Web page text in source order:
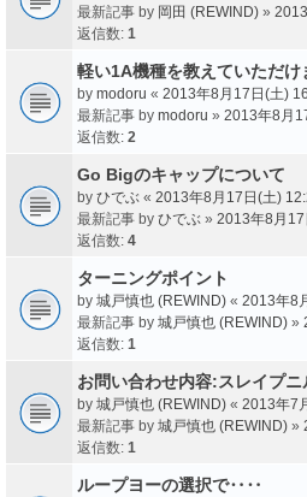
最新記事 by 岡田 (REWIND) »
返信数: 1
軽い1A機種を教えていただけ
by modoru « 2013年8月17日(土)
最新記事 by modoru » 2013年8月
返信数: 2
Go Bigのキャップについて
by ひでぶ « 2013年8月17日(土)
最新記事 by ひでぶ » 2013年8月
返信数: 4
ターニングポイント
by 城戸慎也 (REWIND) « 2013年8
最新記事 by 城戸慎也 (REWIND) »
返信数: 1
お問い合わせ内容:スレイプ
by 城戸慎也 (REWIND) « 2013年7
最新記事 by 城戸慎也 (REWIND) »
返信数: 1
ループヨーの選択で‥‥